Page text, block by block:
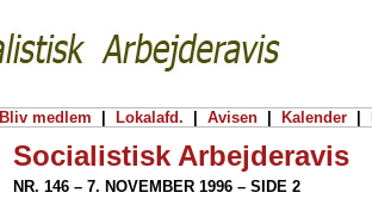
Bliv medlem Lokalafd. Avisen Kalender
Socialistisk Arbejderavis
NR. 146 – 7. NOVEMBER 1996 – SIDE 2